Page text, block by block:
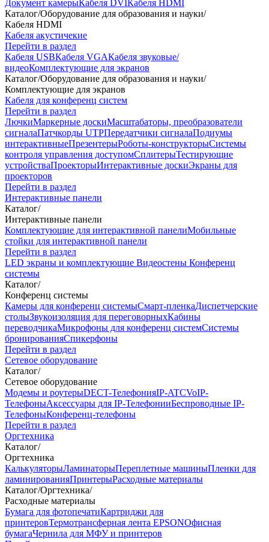
Документ камерыКабеля DVIКабеля HDMI
Каталог/Оборудование для образования и науки/
Кабеля HDMI
Кабеля акустичекие
Перейти в раздел
Кабеля USBКабеля VGAКабеля звуковые/
видеоКомплектующие для экранов
Каталог/Оборудование для образования и науки/
Комплектующие для экранов
Кабеля для конференц систем
Перейти в раздел
ЛючкиМаркерные доскиМасштабаторы, преобразователи
сигналаПатчкорды UTPПередатчики сигналаПодиумы
интерактивныеПрезентерыРоботы-конструкторыСистемы
контроля управления доступомСплитерыТестирующие
устройстваПроекторыИнтерактивные доскиЭкраны для
проекторов
Перейти в раздел
Интерактивные панели
Каталог/
Интерактивные панели
Комплектующие для интерактивной панелиМобильные
стойки для интерактивной панели
Перейти в раздел
LED экраны и комплектующие Видеостены Конференц
системы
Каталог/
Конференц системы
Камеры для конференц системыCмарт-пленкаДиспетчерские
столыЗвукоизоляция для переговорныхКабины
переводчикаМикрофоны для конференц системСистемы
бронированияСпикерфоны
Перейти в раздел
Сетевое оборудование
Каталог/
Сетевое оборудование
Модемы и роутерыDECT-ТелефонияIP-ATCVoIP-
ТелефоныАксессуары для IP-ТелефонииБеспроводные IP-
ТелефоныКонференц-телефоны
Перейти в раздел
Оргтехника
Каталог/
Оргтехника
КалькуляторыЛаминаторыПереплетные машиныПленки для
ламинированияПринтерыРасходные материалы
Каталог/Оргтехника/
Расходные материалы
Бумага для фотопечатиКартриджи для
принтеровТермотрансферная лента EPSONОфисная
бумагаЧернила для МФУ и принтеров